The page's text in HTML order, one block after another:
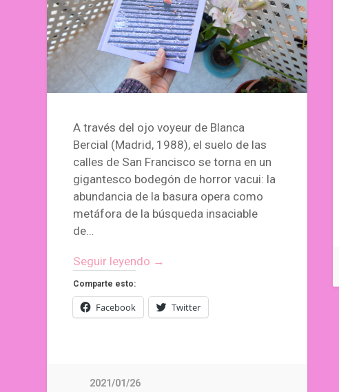
A través del ojo voyeur de Blanca
Bercial (Madrid, 1988), el suelo de las
calles de San Francisco se torna en un
gigantesco bodegón de horror vacui: la
abundancia de la basura opera como
metáfora de la búsqueda insaciable
de…
Seguir leyendo →
Comparte esto:
Facebook Twitter
2021/01/26